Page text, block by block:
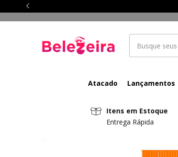
Atacado Lançamentos
Itens em Estoque
Entrega Rápida